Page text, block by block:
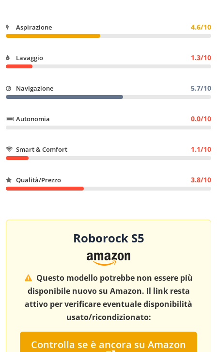
Aspirazione 4.6/10
Lavaggio 1.3/10
Navigazione 5.7/10
Autonomia 0.0/10
Smart & Comfort 1.1/10
Qualità/Prezzo 3.8/10
Roborock S5
Questo modello potrebbe non essere più
disponibile nuovo su Amazon. Il link resta
attivo per verificare eventuale disponibilità
usato/ricondizionato:
Controlla se è ancora su Amazon